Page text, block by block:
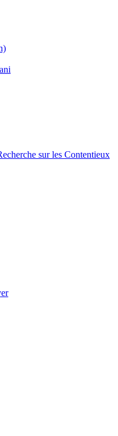
sur les Contentieux